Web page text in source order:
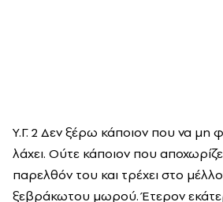
Υ.Γ. 2 Δεν ξέρω κάποιον που να μη
λάχει. Ούτε κάποιον που
παρελθόν του και τρέχει στο
ξεβράκωτου μωρού. Έτερον